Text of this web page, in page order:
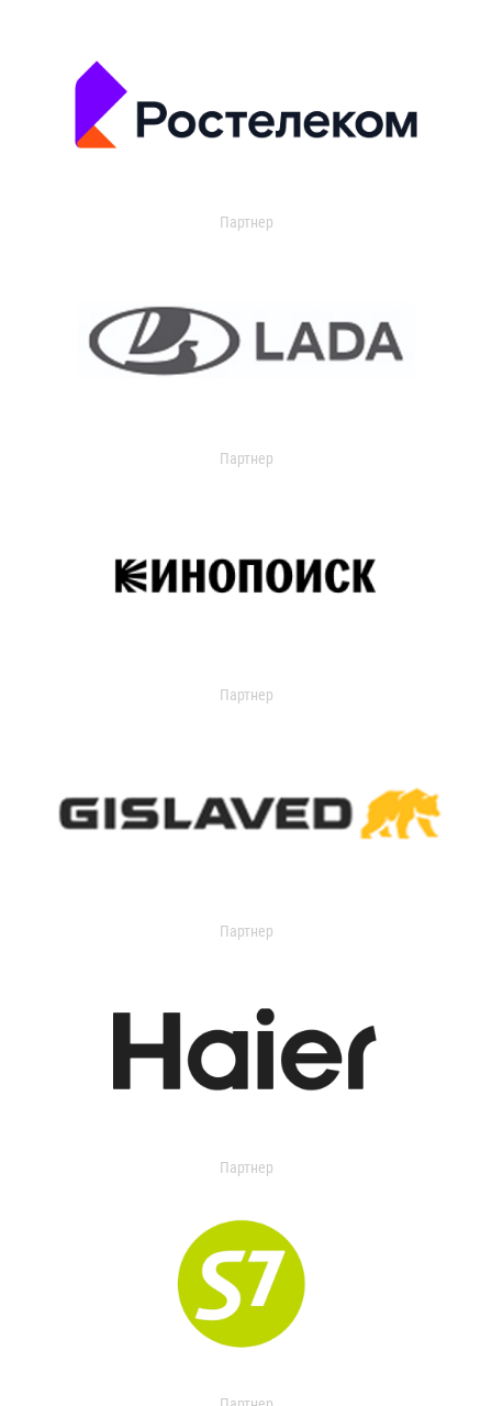
Партнер
Партнер
Партнер
Партнер
Партнер